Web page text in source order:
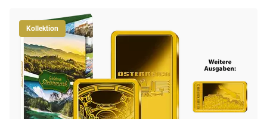
Kollektion